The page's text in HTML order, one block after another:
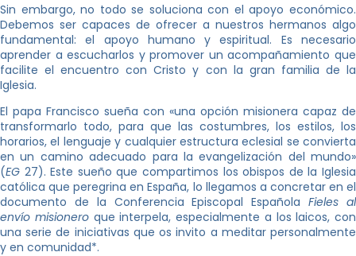
Sin embargo, no todo se soluciona con el apoyo económico.
Debemos ser capaces de ofrecer a nuestros hermanos algo
fundamental: el apoyo humano y espiritual. Es necesario
aprender a escucharlos y promover un acompañamiento que
facilite el encuentro con Cristo y con la gran familia de la
Iglesia.
El papa Francisco sueña con «una opción misionera capaz de
transformarlo todo, para que las costumbres, los estilos, los
horarios, el lenguaje y cualquier estructura eclesial se convierta
en un camino adecuado para la evangelización del mundo»
(EG 27). Este sueño que compartimos los obispos de la Iglesia
católica que peregrina en España, lo llegamos a concretar en el
documento de la Conferencia Episcopal EspañolaFieles al
envío misioneroque interpela, especialmente a los laicos, con
una serie de iniciativas que os invito a meditar personalmente
y en comunidad*.